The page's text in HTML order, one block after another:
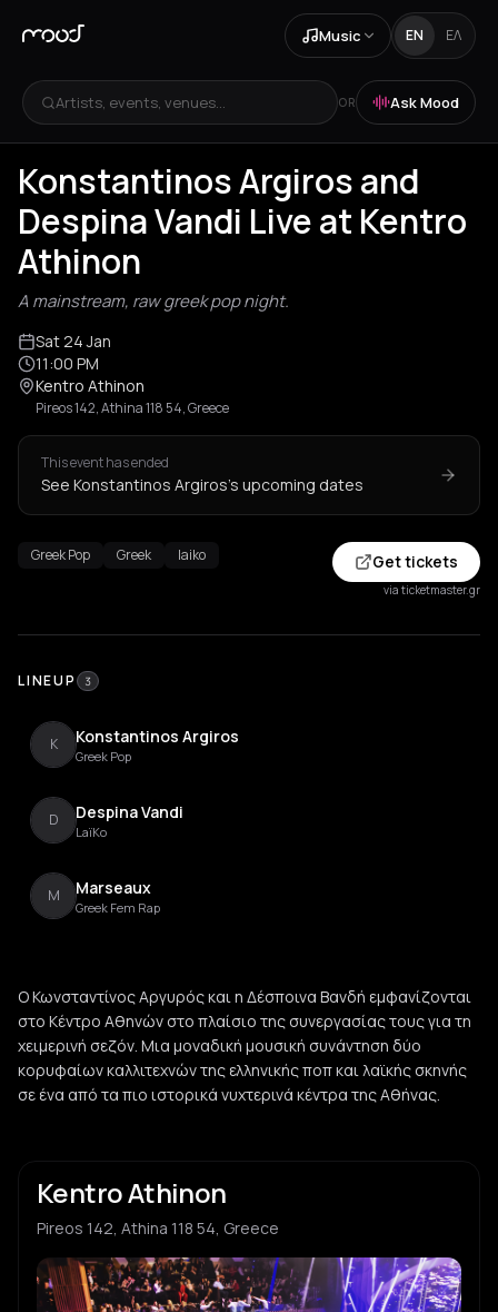
Music EN ΕΛ
Artists, events, venues... OR Ask Mood
Konstantinos Argiros and
Despina Vandi Live at Kentro
Athinon
A mainstream, raw greek pop night.
Sat 24 Jan
11:00 PM
Kentro Athinon
Pireos 142, Athina 118 54, Greece
This event has ended
See Konstantinos Argiros's upcoming dates
Greek Pop Greek laiko Get tickets
via ticketmaster.gr
LINEUP 3
K Konstantinos Argiros
Greek Pop
D Despina Vandi
LaïKo
M Marseaux
Greek Fem Rap
Ο Κωνσταντίνος Αργυρός και η Δέσποινα Βανδή εμφανίζονται
στο Κέντρο Αθηνών στο πλαίσιο της συνεργασίας τους για τη
χειμερινή σεζόν. Μια μοναδική μουσική συνάντηση δύο
κορυφαίων καλλιτεχνών της ελληνικής ποπ και λαϊκής σκηνής
σε ένα από τα πιο ιστορικά νυχτερινά κέντρα της Αθήνας.
Kentro Athinon
Pireos 142, Athina 118 54, Greece